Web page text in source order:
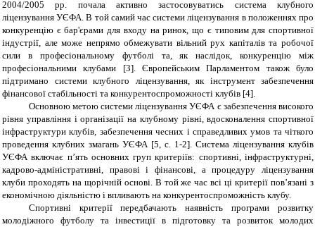
2004/2005 рр. почала активно застосовуватись система клубного
ліцензування УЄФА. В той самий час системи ліцензування в положеннях про
конкуренцію є бар'єрами для входу на ринок, що є типовим для спортивної
індустрії, але може непрямо обмежувати вільний рух капіталів та робочої
сили в професіональному футболі та, як наслідок, конкуренцію між
професіональними клубами [3]. Європейським Парламентом також було
підтримано системи клубного ліцензування, як інструмент забезпечення
фінансової стабільності та конкурентоспроможності клубів [4].
Основною метою системи ліцензування УЄФА є забезпечення високого
рівня управління і організації на клубному рівні, вдосконалення спортивної
інфраструктури клубів, забезпечення чесних і справедливих умов та чіткого
проведення клубних змагань УЄФА [5, c. 1-2]. Система ліцензування клубів
УЄФА включає п’ять основних груп критеріїв: спортивні, інфраструктурні,
кадрово-адміністративні, правові і фінансові, а процедуру ліцензування
клуби проходять на щорічній основі. В той же час всі ці критерії пов’язані з
економічною діяльністю і впливають на конкурентоспроможність клубу.
Спортивні критерії передбачають наявність програми розвитку
молодіжного футболу та інвестиції в підготовку та розвиток молодих